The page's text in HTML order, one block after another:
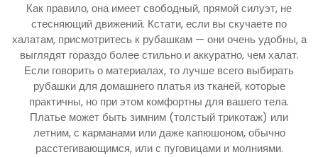
Как правило, она имеет свободный, прямой силуэт, не
стесняющий движений. Кстати, если вы скучаете по
халатам, присмотритесь к рубашкам — они очень удобны, а
выглядят гораздо более стильно и аккуратно, чем халат.
Если говорить о материалах, то лучше всего выбирать
рубашки для домашнего платья из тканей, которые
практичны, но при этом комфортны для вашего тела.
Платье может быть зимним (толстый трикотаж) или
летним, с карманами или даже капюшоном, обычно
расстегивающимся, или с пуговицами и молниями.